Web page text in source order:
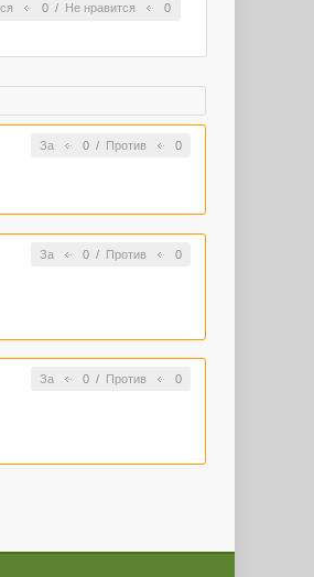
0 / Не нравится 0
За 0/ Против 0
За 0/ Против 0
За 0/ Против 0